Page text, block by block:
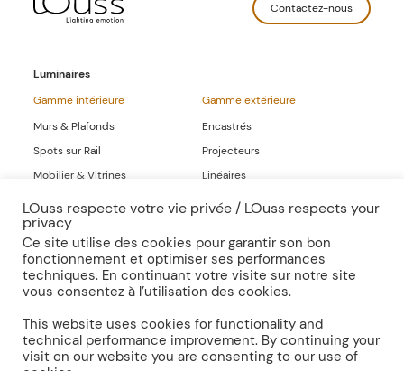
Contactez-nous
Luminaires
Gamme intérieure
Murs & Plafonds
Spots sur Rail
Mobilier & Vitrines
Gammes Complètes
Gamme extérieure
Encastrés
Projecteurs
Linéaires
Sur-mesure
Inspirations
Publications
Presse
Documentation
LOuss respecte votre vie privée / LOuss respects your
privacy
Ce site utilise des cookies pour garantir son bon
fonctionnement et optimiser ses performances
techniques. En continuant votre visite sur notre site
vous consentez à l’utilisation des cookies.
This website uses cookies for functionality and
technical performance improvement. By continuing your
visit on our website you are consenting to our use of